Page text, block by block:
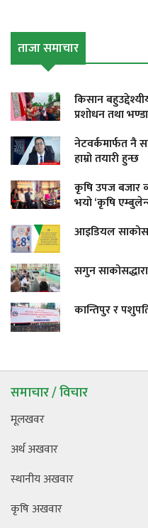
ताजा समाचार
किसान
प्रशोधन तथा
नेटवर्कमार्फत नै
हाम्रो तयारी हुन्छ
कृषि उपज बजार
भयो ‘कृषि
आइडियल साकोस
सगुन
कान्तिपुर र
समाचार / विचार
मूलखवर
अर्थ अखवार
स्थानीय अखवार
कृषि अखवार